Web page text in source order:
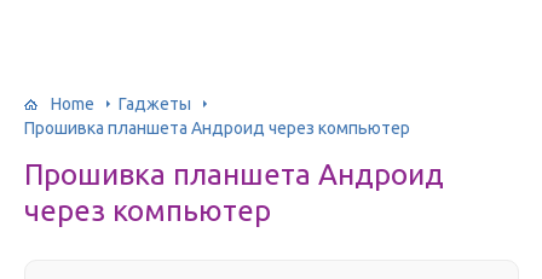
Home
Гаджеты
Прошивка планшета Андроид через компьютер
Прошивка планшета Андроид
через компьютер